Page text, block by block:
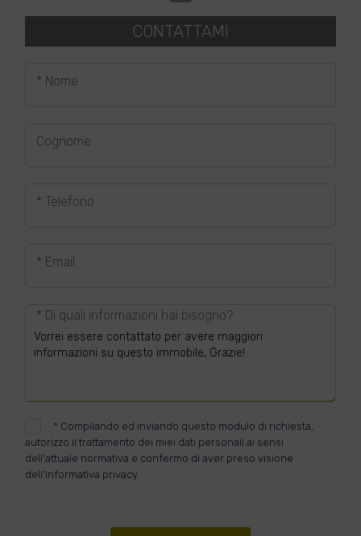
CONTATTAMI
* Nome
Cognome
* Telefono
* Email
* Di quali informazioni hai bisogno?
* Compilando ed inviando questo modulo di richiesta,
autorizzo il trattamento dei miei dati personali ai sensi
dell'attuale normativa e confermo di aver preso visione
dell'informativa privacy.